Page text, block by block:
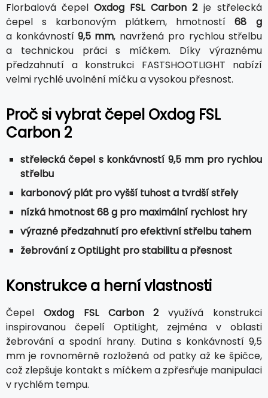
Florbalová čepel Oxdog FSL Carbon 2je střelecká
čepel s karbonovým plátkem, hmotností 68 g
a konkávností 9,5 mm, navržená pro rychlou střelbu
a technickou práci s míčkem. Díky výraznému
předzahnutí a konstrukci FASTSHOOTLIGHT nabízí
velmi rychlé uvolnění míčku a vysokou přesnost.
Proč si vybrat čepel Oxdog FSL
Carbon 2
střelecká čepel s konkávností 9,5 mm pro rychlou
střelbu
karbonový plát pro vyšší tuhost a tvrdší střely
nízká hmotnost 68 g pro maximální rychlost hry
výrazné předzahnutí pro efektivní střelbu tahem
žebrování z OptiLight pro stabilitu a přesnost
Konstrukce a herní vlastnosti
Čepel Oxdog FSL Carbon 2využívá konstrukci
inspirovanou čepelí OptiLight, zejména v oblasti
žebrování a spodní hrany. Dutina s konkávností 9,5
mm je rovnoměrně rozložená od patky až ke špičce,
což zlepšuje kontakt s míčkem a zpřesňuje manipulaci
v rychlém tempu.